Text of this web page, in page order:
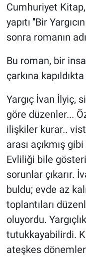
Cumhuriyet
yapıtı ''Bir
sonra romanın
Bu roman, bir
çarkına
Yargıç İvan İlyiç,
göre düzenler...
ilişkiler kurar..
arası açıkmış
Evliliği bile
sorunlar çıkarır.
buldu; evde az
toplantıları
oluyordu.
tutukkayabilirdi.
ateşkes
Teknoloji
Türkiye'nin
Türkiye'nin
Yerel Gündem
Yerel Yaşam
Canlı Yayın